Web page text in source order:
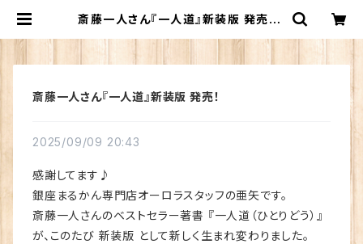
斎藤一人さん『一人道』新装版 発売！ |
斎藤一人さん『一人道』新装版 発売！
2025/09/09 20:43
感謝してます♪
銀座まるかん専門店オーロラスタッフの亜矢です。
斎藤一人さんのベストセラー著書 『一人道（ひとりどう）』
が、このたび 新装版 として新しく生まれ変わりました。